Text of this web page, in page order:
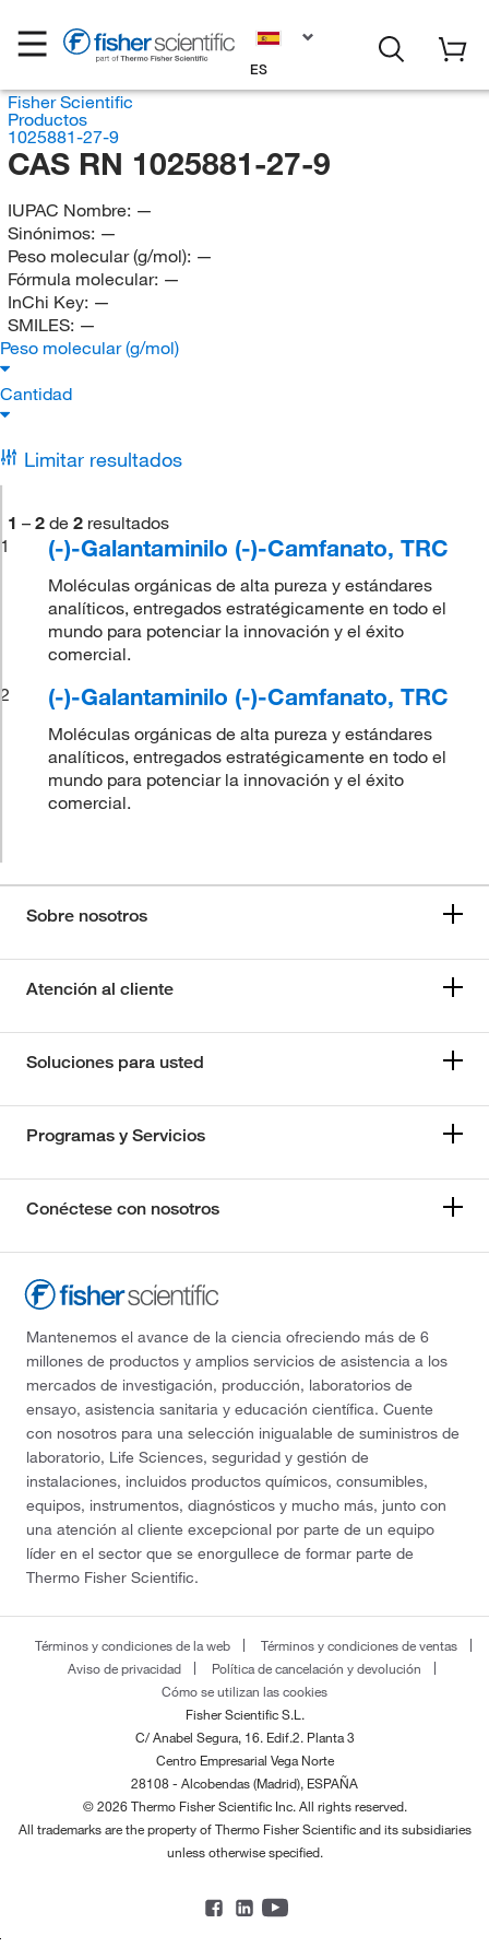
ES
Fisher Scientific
Productos
1025881-27-9
CAS RN 1025881-27-9
IUPAC Nombre: —
Sinónimos: —
Peso molecular (g/mol): —
Fórmula molecular: —
InChi Key: —
SMILES: —
Peso molecular (g/mol)
Cantidad
Limitar resultados
1 – 2 de 2 resultados
1
(-)-Galantaminilo (-)-Camfanato, TRC
Moléculas orgánicas de alta pureza y estándares
analíticos, entregados estratégicamente en todo el
mundo para potenciar la innovación y el éxito
comercial.
2
(-)-Galantaminilo (-)-Camfanato, TRC
Moléculas orgánicas de alta pureza y estándares
analíticos, entregados estratégicamente en todo el
mundo para potenciar la innovación y el éxito
comercial.
Sobre nosotros
Atención al cliente
Soluciones para usted
Programas y Servicios
Conéctese con nosotros
Mantenemos el avance de la ciencia ofreciendo más de 6
millones de productos y amplios servicios de asistencia a los
mercados de investigación, producción, laboratorios de
ensayo, asistencia sanitaria y educación científica. Cuente
con nosotros para una selección inigualable de suministros de
laboratorio, Life Sciences, seguridad y gestión de
instalaciones, incluidos productos químicos, consumibles,
equipos, instrumentos, diagnósticos y mucho más, junto con
una atención al cliente excepcional por parte de un equipo
líder en el sector que se enorgullece de formar parte de
Thermo Fisher Scientific.
Términos y condiciones de la web
Términos y condiciones de ventas
Aviso de privacidad
Política de cancelación y devolución
Cómo se utilizan las cookies
Fisher Scientific S.L.
C/ Anabel Segura, 16. Edif.2. Planta 3
Centro Empresarial Vega Norte
28108 - Alcobendas (Madrid), ESPAÑA
© 2026 Thermo Fisher Scientific Inc. All rights reserved.
All trademarks are the property of Thermo Fisher Scientific and its subsidiaries
unless otherwise specified.